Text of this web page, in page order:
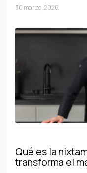
30 marzo, 2026
Qué es la
transforma el